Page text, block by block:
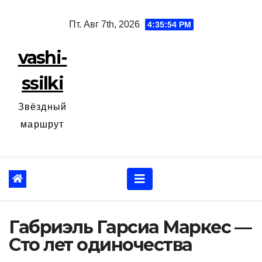
Пт. Авг 7th, 2026 4:35:55 PM
vashi-
ssilki
Звёздный
маршрут
Габриэль Гарсиа Маркес —
Сто лет одиночества